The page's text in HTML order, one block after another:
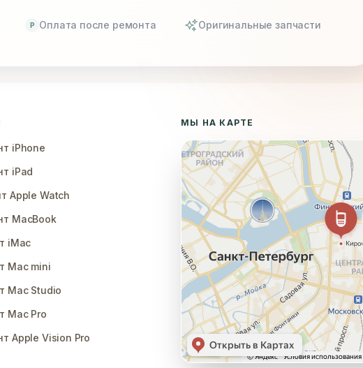
P Оплата после ремонта Оригинальные запчасти
iPhone
iPad
Apple Watch
MacBook
iMac
Mac mini
Mac Studio
Mac Pro
Apple Vision Pro
МЫ НА КАРТЕ